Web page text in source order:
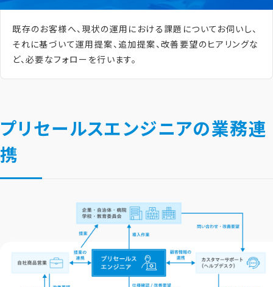
既存のお客様へ、現状の運用における課題についてお伺いし、
それに基づいて運用提案、追加提案、改善要望のヒアリングな
ど、必要なフォローを行います。
プリセールスエンジニアの業務連
携